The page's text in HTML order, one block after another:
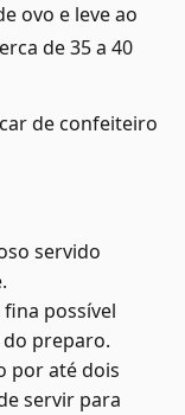
ovo e leve ao
de 35 a 40
de confeiteiro
servido
possível
preparo.
por até dois
servir para